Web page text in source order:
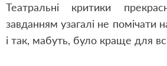
Театральні критики
завданням узагалі не помічати
і так, мабуть, було краще для